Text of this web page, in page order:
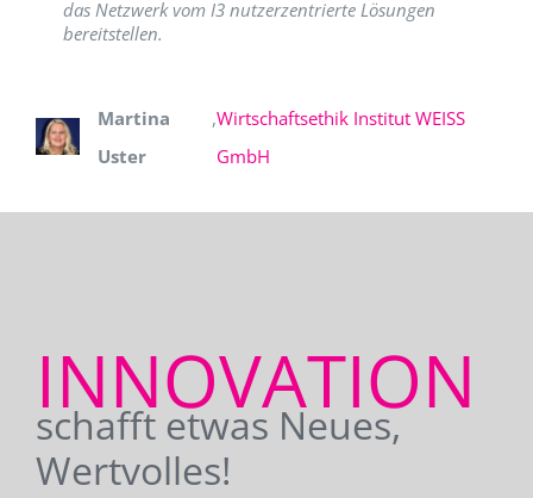
das Netzwerk vom I3 nutzerzentrierte Lösungen
bereitstellen.
Martina
Uster
,Wirtschaftsethik Institut WEISS
GmbH
INNOVATION
schafft etwas Neues,
Wertvolles!